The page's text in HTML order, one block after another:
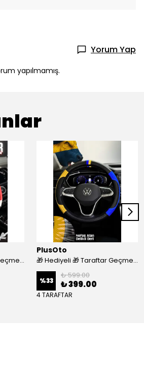
Yorum Yap
yapılmamış.
🎁 Hediyeli 🎁 Taraftar Geçmeli Direksiyon Kılıfı - BEŞİKTAŞ
PlusOto
🎁 Hediyeli 🎁 Taraftar Geçmeli Direksiyon Kılıfı - FENERBAHÇE
%33
₺ 599.00
₺ 399.00
4 TARAFTAR